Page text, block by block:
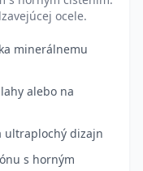
ocele.
minerálnemu
alebo na
ultraplochý dizajn
s horným